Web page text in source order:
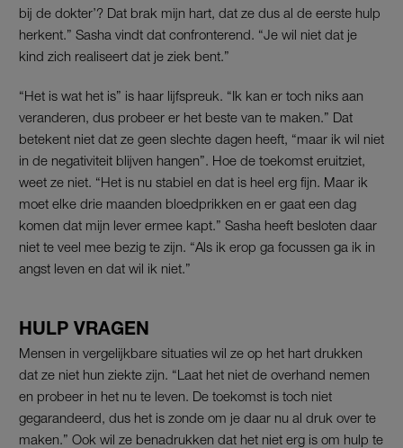
bij de dokter’? Dat brak mijn hart, dat ze dus al de eerste hulp
herkent.” Sasha vindt dat confronterend. “Je wil niet dat je
kind zich realiseert dat je ziek bent.”
“Het is wat het is” is haar lijfspreuk. “Ik kan er toch niks aan
veranderen, dus probeer er het beste van te maken.” Dat
betekent niet dat ze geen slechte dagen heeft, “maar ik wil niet
in de negativiteit blijven hangen”. Hoe de toekomst eruitziet,
weet ze niet. “Het is nu stabiel en dat is heel erg fijn. Maar ik
moet elke drie maanden bloedprikken en er gaat een dag
komen dat mijn lever ermee kapt.” Sasha heeft besloten daar
niet te veel mee bezig te zijn. “Als ik erop ga focussen ga ik in
angst leven en dat wil ik niet.”
HULP VRAGEN
Mensen in vergelijkbare situaties wil ze op het hart drukken
dat ze niet hun ziekte zijn. “Laat het niet de overhand nemen
en probeer in het nu te leven. De toekomst is toch niet
gegarandeerd, dus het is zonde om je daar nu al druk over te
maken.” Ook wil ze benadrukken dat het niet erg is om hulp te